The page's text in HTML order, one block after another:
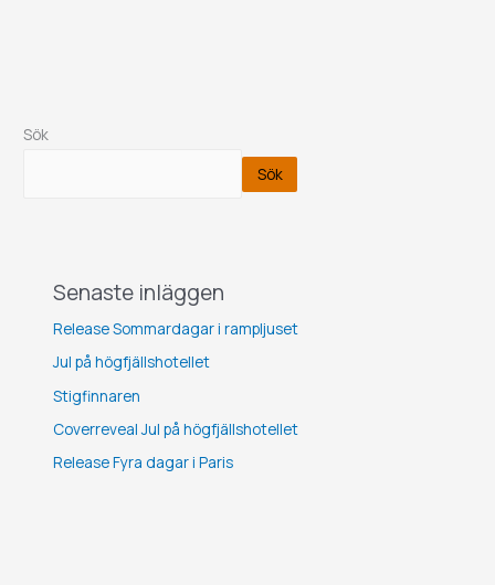
Sök
Sök
Senaste inläggen
Release Sommardagar i rampljuset
Jul på högfjällshotellet
Stigfinnaren
Coverreveal Jul på högfjällshotellet
Release Fyra dagar i Paris